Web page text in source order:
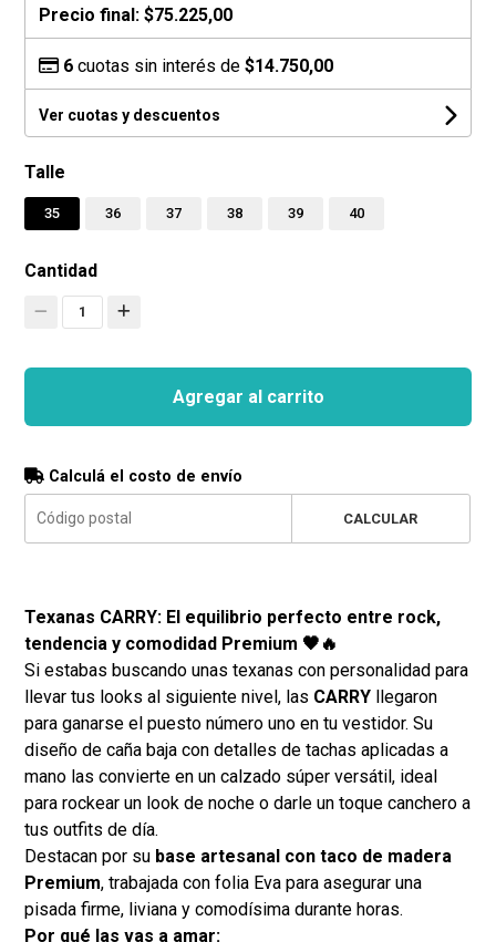
Precio final:$75.225,00
6 cuotas sin interés de$14.750,00
Ver cuotas y descuentos
Talle
35 36 37 38 39 40
Cantidad
1
Agregar al carrito
Calculá el costo de envío
CALCULAR
Texanas CARRY: El equilibrio perfecto entre rock,
tendencia y comodidad Premium 🖤🔥
Si estabas buscando unas texanas con personalidad para
llevar tus looks al siguiente nivel, las CARRY llegaron
para ganarse el puesto número uno en tu vestidor. Su
diseño de caña baja con detalles de tachas aplicadas a
mano las convierte en un calzado súper versátil, ideal
para rockear un look de noche o darle un toque canchero a
tus outfits de día.
Destacan por su base artesanal con taco de madera
Premium, trabajada con folia Eva para asegurar una
pisada firme, liviana y comodísima durante horas.
Por qué las vas a amar: